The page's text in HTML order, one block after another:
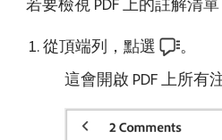
從頂端列，點選
。
這會開啟 PDF 上所有